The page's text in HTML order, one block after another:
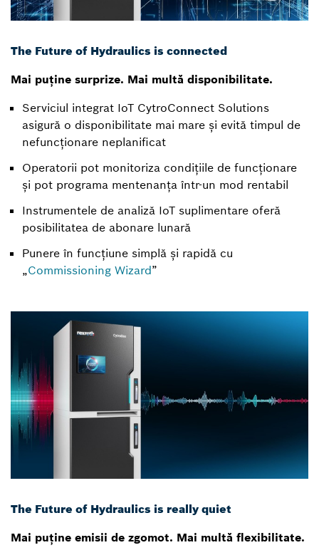
The Future of Hydraulics is connected
Mai puține surprize. Mai multă disponibilitate.
Serviciul integrat IoT CytroConnect Solutions
asigură o disponibilitate mai mare și evită timpul de
nefuncționare neplanificat
Operatorii pot monitoriza condițiile de funcționare
și pot programa mentenanța într-un mod rentabil
Instrumentele de analiză IoT suplimentare oferă
posibilitatea de abonare lunară
Punere în funcțiune simplă și rapidă cu
„Commissioning Wizard”
The Future of Hydraulics is really quiet
Mai puține emisii de zgomot. Mai multă flexibilitate.